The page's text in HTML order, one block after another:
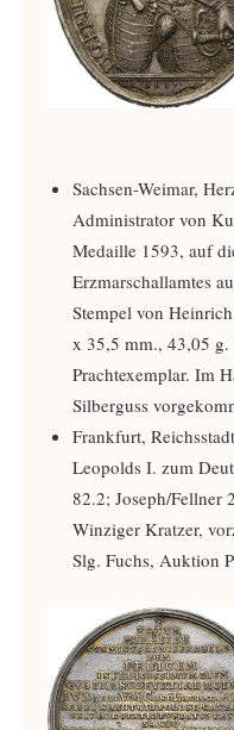
Sachsen-Weimar,
Administrator von
Medaille 1593, auf
Erzmarschallamtes
Stempel von
x 35,5 mm., 43,05
Prachtexemplar. Im
Silberguss
Frankfurt,
Leopolds I. zum
82.2; Joseph/Fellner
Winziger Kratzer,
Slg. Fuchs, Auktion